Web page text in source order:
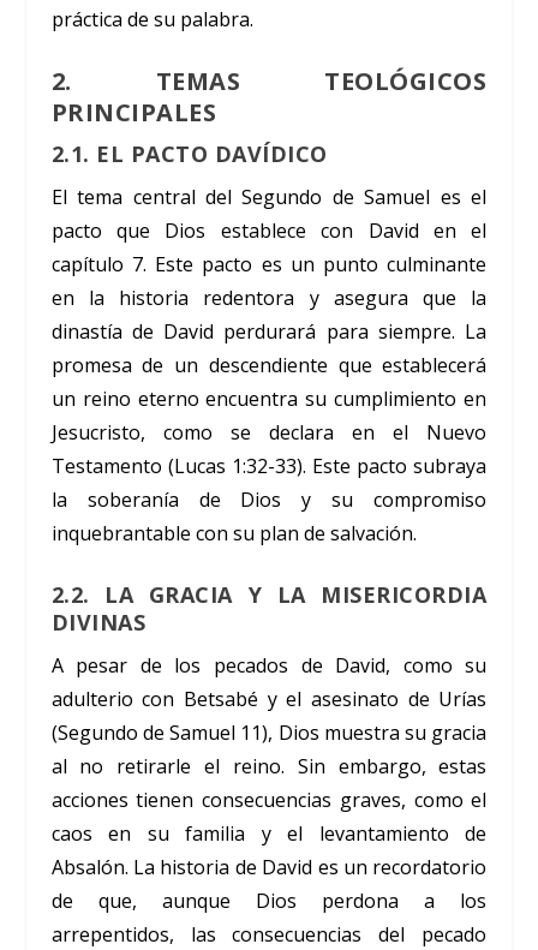
práctica de su palabra.
2. TEMAS TEOLÓGICOS
PRINCIPALES
2.1. EL PACTO DAVÍDICO
El tema central del Segundo de Samuel es el
pacto que Dios establece con David en el
capítulo 7. Este pacto es un punto culminante
en la historia redentora y asegura que la
dinastía de David perdurará para siempre. La
promesa de un descendiente que establecerá
un reino eterno encuentra su cumplimiento en
Jesucristo, como se declara en el Nuevo
Testamento (Lucas 1:32-33). Este pacto subraya
la soberanía de Dios y su compromiso
inquebrantable con su plan de salvación.
2.2. LA GRACIA Y LA MISERICORDIA
DIVINAS
A pesar de los pecados de David, como su
adulterio con Betsabé y el asesinato de Urías
(Segundo de Samuel 11), Dios muestra su gracia
al no retirarle el reino. Sin embargo, estas
acciones tienen consecuencias graves, como el
caos en su familia y el levantamiento de
Absalón. La historia de David es un recordatorio
de que, aunque Dios perdona a los
arrepentidos, las consecuencias del pecado